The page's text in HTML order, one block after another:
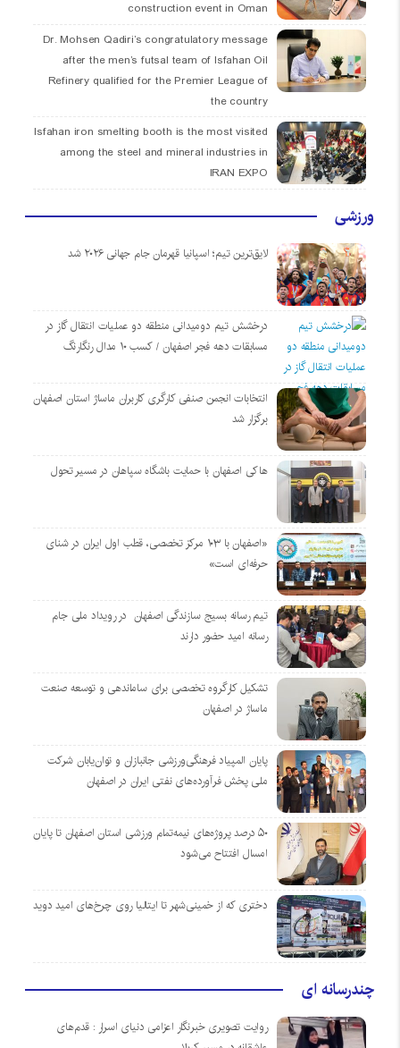
construction event in Oman
Dr. Mohsen Qadiri’s congratulatory message
after the men’s futsal team of Isfahan Oil
Refinery qualified for the Premier League of
the country
Isfahan iron smelting booth is the most visited
among the steel and mineral industries in
IRAN EXPO
ورزشی
لایق‌ترین تیم؛ اسپانیا قهرمان جام جهانی ۲۰۲۶ شد
درخشش تیم دومیدانی منطقه دو عملیات انتقال گاز در
مسابقات دهه فجر اصفهان / کسب ۱۰ مدال رنگارنگ
انتخابات انجمن صنفی کارگری کاربران ماساژ استان اصفهان
برگزار شد
هاکی اصفهان با حمایت باشگاه سپاهان در مسیر تحول
«اصفهان با ۱۰۳ مرکز تخصصی، قطب اول ایران در شنای
حرفه‌ای است»
تیم رسانه بسیج سازندگی اصفهان در رویداد ملی جام
رسانه امید حضور دارند
تشکیل کارگروه تخصصی برای ساماندهی و توسعه صنعت
ماساژ در اصفهان
پایان المپیاد فرهنگی‌ورزشی جانبازان و توان‌یابان شرکت
ملی پخش فرآورده‌های نفتی ایران در اصفهان
۵۰ درصد پروژه‌های نیمه‌تمام ورزشی استان اصفهان تا پایان
امسال افتتاح می‌شود
دختری که از خمینی‌شهر تا ایتالیا روی چرخ‌های امید دوید
چندرسانه ای
روایت تصویری خبرنگار اعزامی دنیای اسرار : قدم‌های